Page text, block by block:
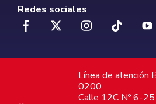
Redes sociales
Línea de atención
0200
Calle 12C Nº 6-